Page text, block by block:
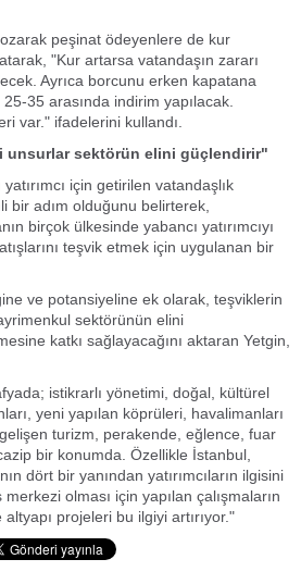
peşinat ödeyenlere de kur
"Kur artarsa vatandaşın zararı
Ayrıca borcunu erken kapatana
35 arasında indirim yapılacak.
var." ifadelerini kullandı.
unsurlar sektörün elini güçlendirir"
için getirilen vatandaşlık
bir adım olduğunu belirterek,
birçok ülkesinde yabancı yatırımcıyı
teşvik etmek için uygulanan bir
ve potansiyeline ek olarak, teşviklerin
sektörünün elini
katkı sağlayacağını aktaran Yetgin,
istikrarlı yönetimi, doğal, kültürel
yeni yapılan köprüleri, havalimanları
gelişen turizm, perakende, eğlence, fuar
bir konumda. Özellikle İstanbul,
dört bir yanından yatırımcıların ilgisini
olması için yapılan çalışmaların
projeleri bu ilgiyi artırıyor."